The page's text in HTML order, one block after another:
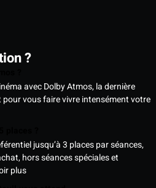
?
avec Dolby Atmos, la dernière
vous faire vivre intensément votre
jusqu’à 3 places par séances,
hors séances spéciales et
plus